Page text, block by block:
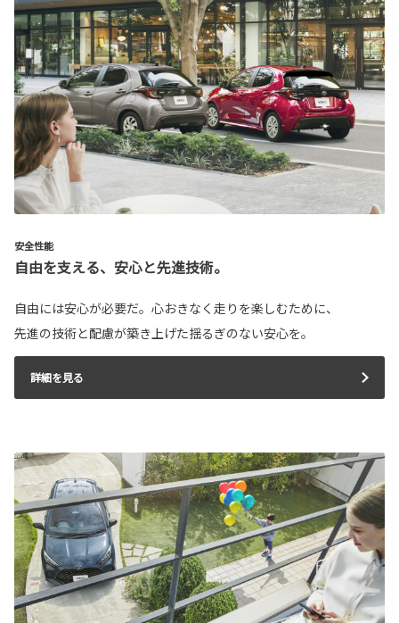
安全性能
自由を支える、安心と先進技術。
自由には安心が必要だ。心おきなく走りを楽しむために、
先進の技術と配慮が築き上げた揺るぎのない安心を。
詳細を見る